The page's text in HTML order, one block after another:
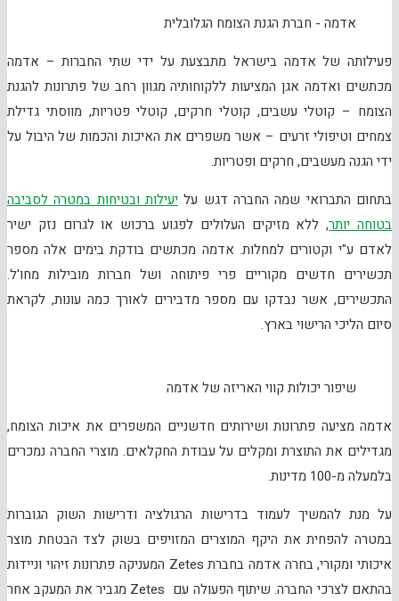
אדמה - חברת הגנת הצומח הגלובלית
פעילותה של אדמה בישראל מתבצעת על ידי שתי החברות – אדמה
מכתשים ואדמה אגן המציעות ללקוחותיה מגוון רחב של פתרונות להגנת
הצומח – קוטלי עשבים, קוטלי חרקים, קוטלי פטריות, מווסתי גדילת
צמחים וטיפולי זרעים – אשר משפרים את האיכות והכמות של היבול על
ידי הגנה מעשבים, חרקים ופטריות.
בתחום התברואי שמה החברה דגש על יעילות ובטיחות במטרה לסביבה
בטוחה יותר, ללא מזיקים העלולים לפגוע ברכוש או לגרום נזק ישיר
לאדם ע"י וקטורים למחלות. אדמה מכתשים בודקת בימים אלה מספר
תכשירים חדשים מקוריים פרי פיתוחה ושל חברות מובילות מחו'ל.
התכשירים, אשר נבדקו עם מספר מדבירים לאורך כמה עונות, לקראת
סיום הליכי הרישוי בארץ.
שיפור יכולות קווי האריזה של אדמה
אדמה מציעה פתרונות ושירותים חדשניים המשפרים את איכות הצומח,
מגדילים את התוצרת ומקלים על עבודת החקלאים. מוצרי החברה נמכרים
בלמעלה מ-100 מדינות.
על מנת להמשיך לעמוד בדרישות הרגולציה ודרישות השוק הגוברות
במטרה להפחית את היקף המוצרים המזויפים בשוק לצד הבטחת מוצר
איכותי ומקורי, בחרה אדמה בחברת Zetes המעניקה פתרונות זיהוי וניידות
בהתאם לצרכי החברה. שיתוף הפעולה עם Zetes מגביר את המעקב אחר